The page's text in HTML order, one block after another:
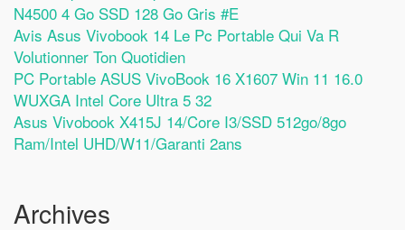
N4500 4 Go SSD 128 Go Gris #E
Avis Asus Vivobook 14 Le Pc Portable Qui Va R
Volutionner Ton Quotidien
PC Portable ASUS VivoBook 16 X1607 Win 11 16.0
WUXGA Intel Core Ultra 5 32
Asus Vivobook X415J 14/Core I3/SSD 512go/8go
Ram/Intel UHD/W11/Garanti 2ans
Archives